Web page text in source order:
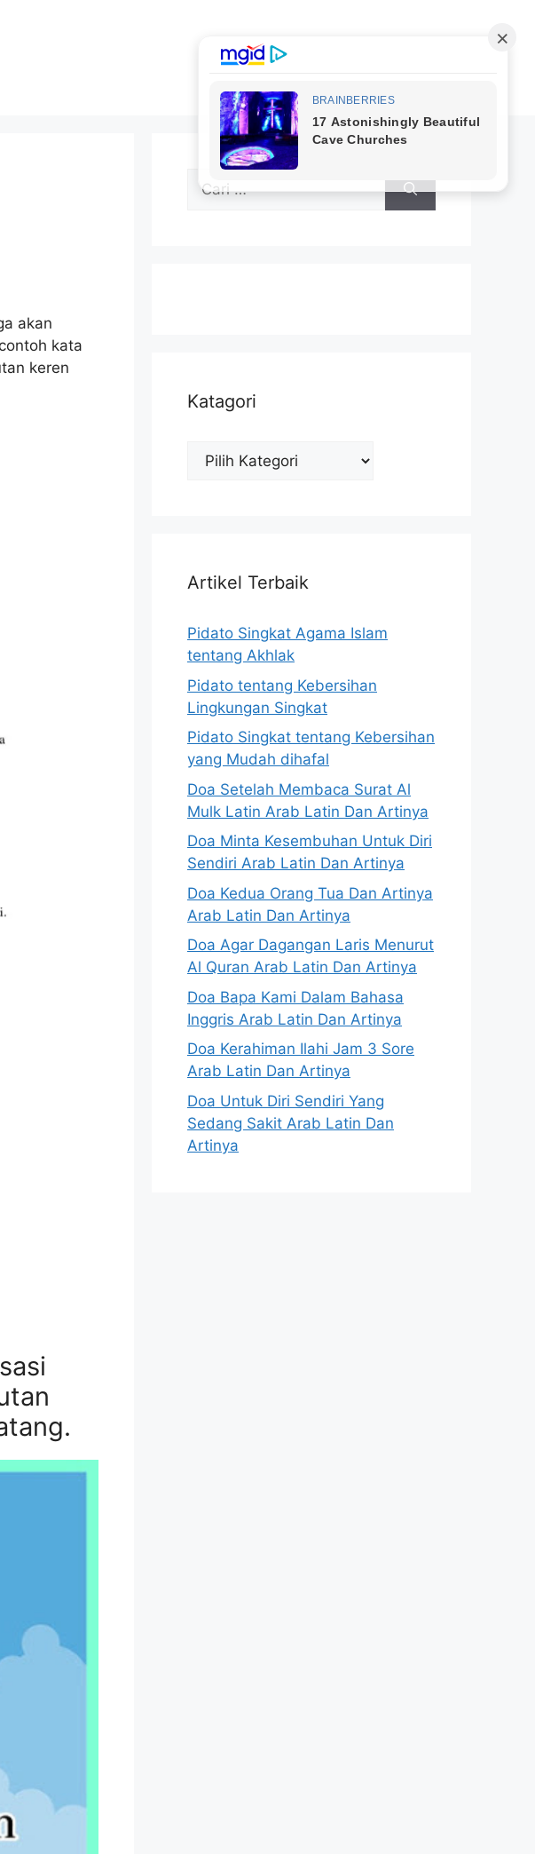
akan
kata
keren
untuk:
Katagori
Katagori
Artikel Terbaik
Pidato Singkat Agama Islam
tentang Akhlak
Pidato tentang Kebersihan
Lingkungan Singkat
Pidato Singkat tentang Kebersihan
yang Mudah dihafal
Doa Setelah Membaca Surat Al
Mulk Latin Arab Latin Dan Artinya
Doa Minta Kesembuhan Untuk Diri
Sendiri Arab Latin Dan Artinya
Doa Kedua Orang Tua Dan Artinya
Arab Latin Dan Artinya
Doa Agar Dagangan Laris Menurut
Al Quran Arab Latin Dan Artinya
Doa Bapa Kami Dalam Bahasa
Inggris Arab Latin Dan Artinya
Doa Kerahiman Ilahi Jam 3 Sore
Arab Latin Dan Artinya
Doa Untuk Diri Sendiri Yang
Sedang Sakit Arab Latin Dan
Artinya